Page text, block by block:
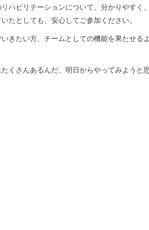
ハビリテーションについて、分かりやすく
たとしても、安心してご参加ください。
きたい方、チームとしての機能を果たせる
くさんあるんだ、明日からやってみようと